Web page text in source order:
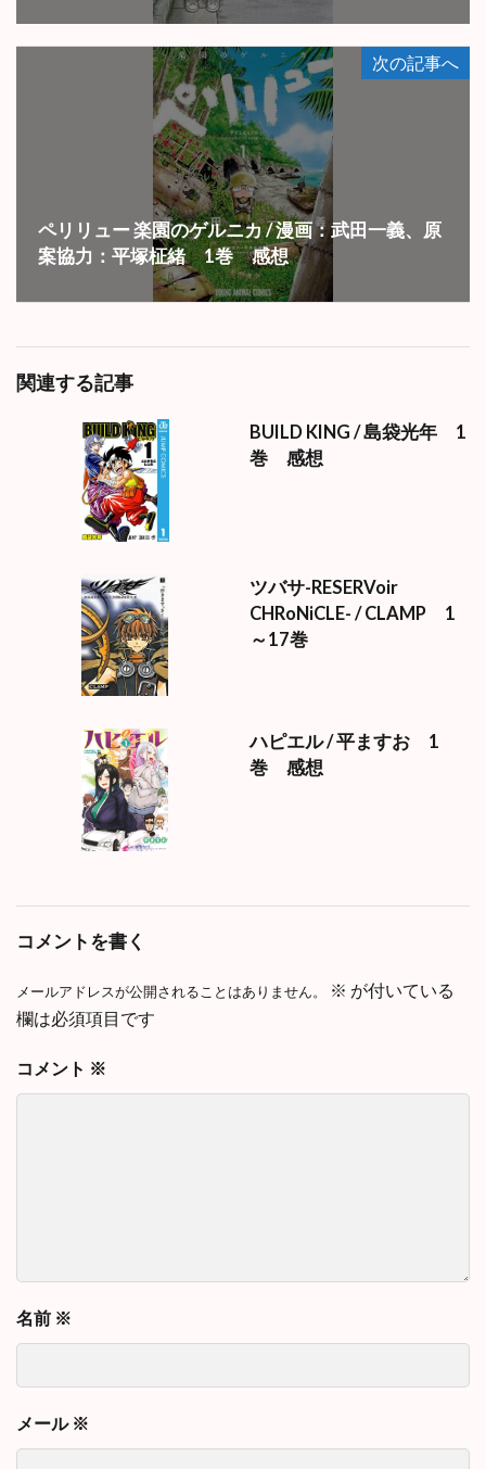
次の記事へ
ペリリュー 楽園のゲルニカ / 漫画：武田一義、原
案協力：平塚柾緒 1巻 感想
関連する記事
BUILD KING / 島袋光年 1
巻 感想
ツバサ-RESERVoir
CHRoNiCLE- / CLAMP 1
～17巻
ハピエル / 平ますお 1
巻 感想
コメントを書く
メールアドレスが公開されることはありません。 ※ が付いている
欄は必須項目です
コメント ※
名前 ※
メール ※